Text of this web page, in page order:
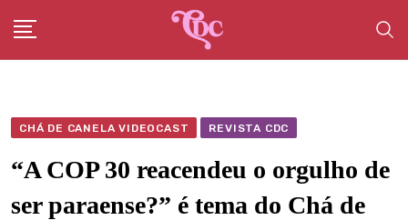
content
CHÁ DE CANELA VIDEOCAST REVISTA CDC
“A COP 30 reacendeu o orgulho de
ser paraense?” é tema do Chá de